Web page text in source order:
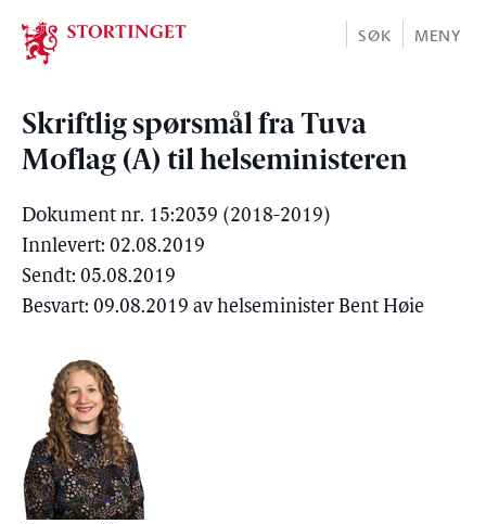
Stortinget.no
SØK MENY
Skriftlig spørsmål fra Tuva
Moflag (A) til helseministeren
Dokument nr. 15:2039 (2018-2019)
Innlevert: 02.08.2019
Sendt: 05.08.2019
Besvart: 09.08.2019 av helseminister Bent Høie